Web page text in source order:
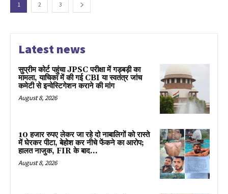
1 2 3
Latest news
सुप्रीम कोर्ट पहुंचा JPSC परीक्षा में गड़बड़ी का
मामला, याचिका में की गई CBI या स्वतंत्र जांच
कमेटी से इन्वेस्टिगेशन कराने की मांग
August 8, 2026
10 हजार रुपए लेकर जा रहे दो नाबालिगों को रास्ते
में घेरकर पीटा, बेहोश कर नीचे फेंकने का आरोप;
हालत नाजुक, FIR के बाद...
August 8, 2026